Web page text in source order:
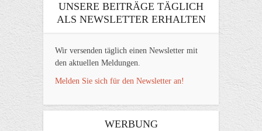
UNSERE BEITRÄGE TÄGLICH
ALS NEWSLETTER ERHALTEN
Wir versenden täglich einen Newsletter mit
den aktuellen Meldungen.
Melden Sie sich für den Newsletter an!
WERBUNG